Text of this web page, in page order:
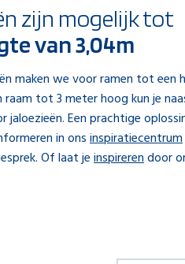
zijn mogelijk tot
van 3,04m
maken we voor ramen tot een
raam tot 3 meter hoog kun je
jaloezieën. Een prachtige
in onsinspiratiecentrum
Of laat jeinspirerendoor